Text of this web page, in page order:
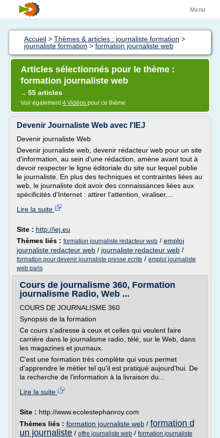
Menu
Accueil > Thèmes & articles : journaliste formation >
journaliste formation > formation journaliste web
Articles sélectionnés pour le thème :
formation journaliste web
→ 55 articles
Voir également4 Vidéos pour ce thème
Devenir Journaliste Web avec l'IEJ
Devenir journaliste Web
Devenir journaliste web, devenir rédacteur web pour un site
d'information, au sein d'une rédaction, amène avant tout à
devoir respecter le ligne éditoriale du site sur lequel publie
le journaliste. En plus des techniques et contraintes liées au
web, le journaliste doit avoir des connaissances liées aux
spécificités d'Internet : attirer l'attention, viraliser,...
Lire la suite
Site : http://iej.eu
Thèmes liés : formation journaliste redacteur web / emploi
journaliste redacteur web / journaliste redacteur web /
formation pour devenir journaliste presse ecrite / emploi journaliste
web paris
Cours de journalisme 360, Formation
journalisme Radio, Web ...
COURS DE JOURNALISME 360
Synopsis de la formation
Ce cours s'adresse à ceux et celles qui veulent faire
carrière dans le journalisme radio, télé, sur le Web, dans
les magazines et journaux.
C'est une formation très complète qui vous permet
d'apprendre le métier tel qu'il est pratiqué aujourd'hui. De
la recherche de l'information à la livraison du...
Lire la suite
Site : http://www.ecolestephanroy.com
Thèmes liés : formation journaliste web / formation d
un journaliste / offre journaliste web / formation journaliste